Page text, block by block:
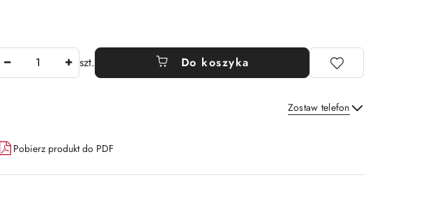
szt. Do koszyka
Zostaw telefon
Pobierz produkt do PDF